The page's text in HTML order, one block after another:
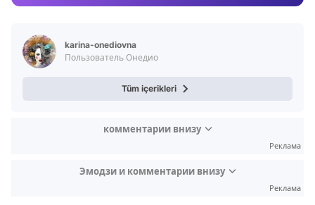
Video
karina-onediovna
Пользователь Онедио
Tüm içerikleri
комментарии внизу
Реклама
Эмодзи и комментарии внизу
Реклама